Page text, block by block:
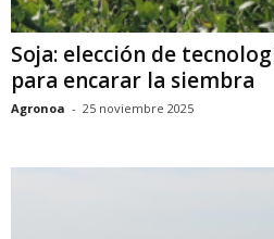
Soja: elección de
para encarar la siembra
Agronoa - 25 noviembre 2025